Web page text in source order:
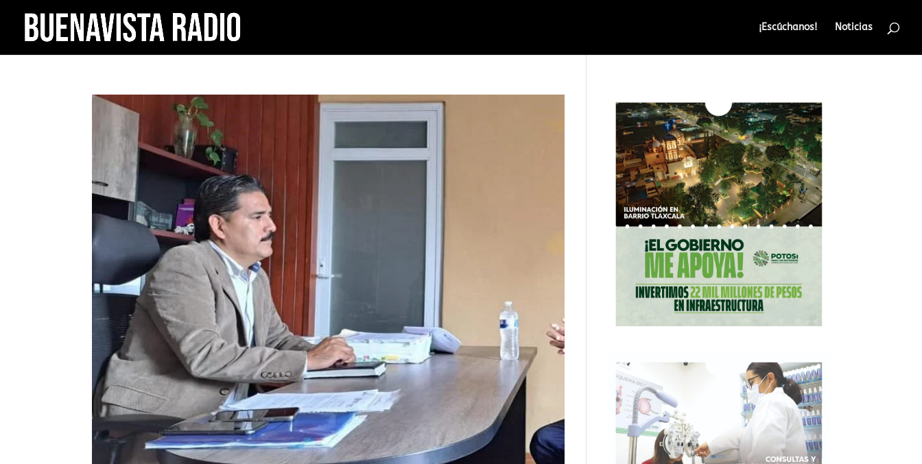
¡Escúchanos! Noticias